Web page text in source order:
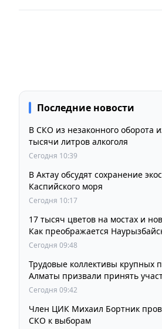
Последние новости
В СКО из незаконного оборота
тысячи литров алкоголя
Сегодня 10:39
В Актау обсудят сохранение
Каспийского моря
Сегодня 10:17
17 тысяч цветов на мостах и
Как преображается
Сегодня 09:48
Трудовые коллективы крупных
Алматы призвали принять
членов Курултая
Сегодня 09:42
Член ЦИК Михаил Бортник
СКО к выборам